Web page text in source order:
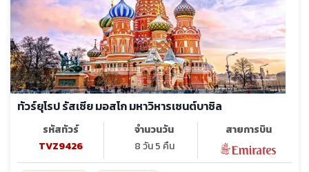
ทัวร์ยุโรป รัสเซีย มอสโก มหาวิหารเซนต์บาซิล
รหัสทัวร์
TVZ9426
จำนวนวัน
8 วัน 5 คืน
สายการบิน